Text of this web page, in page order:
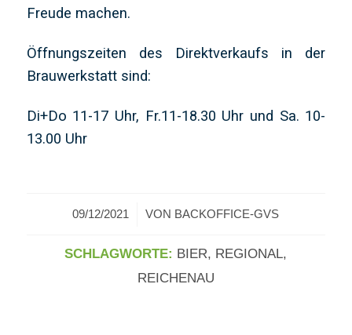
Freude machen.
Öffnungszeiten des Direktverkaufs in der
Brauwerkstatt sind:
Di+Do 11-17 Uhr, Fr.11-18.30 Uhr und Sa. 10-
13.00 Uhr
09/12/2021
/ VON BACKOFFICE-GVS
SCHLAGWORTE: BIER, REGIONAL,
REICHENAU